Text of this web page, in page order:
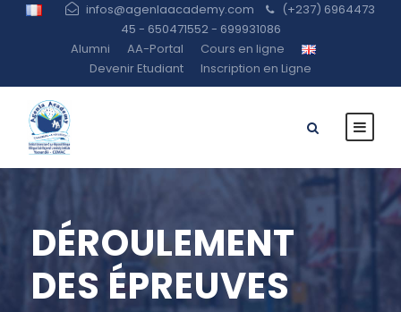
infos@agenlaacademy.com
(+237) 6964473
45 - 650471552 - 699931086
Alumni
AA-Portal
Cours en ligne
Devenir Etudiant
Inscription en Ligne
DÉROULEMENT
DES ÉPREUVES